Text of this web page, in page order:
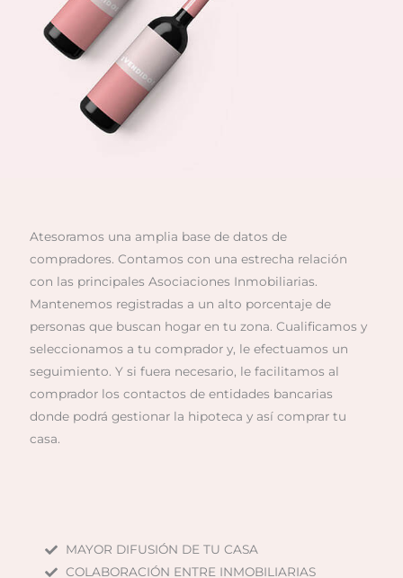
Atesoramos una amplia base de datos de
compradores. Contamos con una estrecha relación
con las principales Asociaciones Inmobiliarias.
Mantenemos registradas a un alto porcentaje de
personas que buscan hogar en tu zona. Cualificamos y
seleccionamos a tu comprador y, le efectuamos un
seguimiento. Y si fuera necesario, le facilitamos al
comprador los contactos de entidades bancarias
donde podrá gestionar la hipoteca y así comprar tu
casa.
MAYOR DIFUSIÓN DE TU CASA
COLABORACIÓN ENTRE INMOBILIARIAS